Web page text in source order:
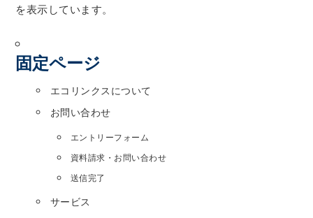
を表示しています。
固定ページ
エコリンクスについて
お問い合わせ
エントリーフォーム
資料請求・お問い合わせ
送信完了
サービス